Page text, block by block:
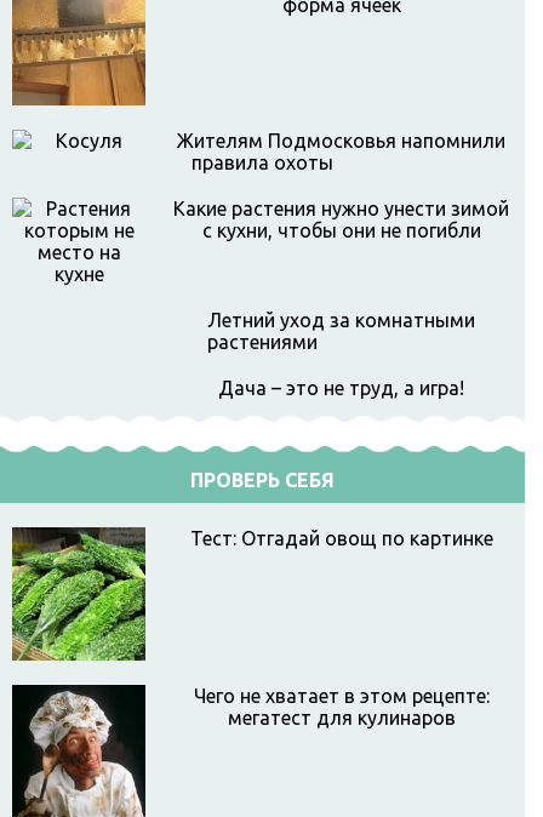
форма ячеек
Жителям Подмосковья напомнили
правила охоты
Какие растения нужно унести зимой
с кухни, чтобы они не погибли
Летний уход за комнатными
растениями
Дача – это не труд, а игра!
ПРОВЕРЬ СЕБЯ
Тест: Отгадай овощ по картинке
Чего не хватает в этом рецепте:
мегатест для кулинаров